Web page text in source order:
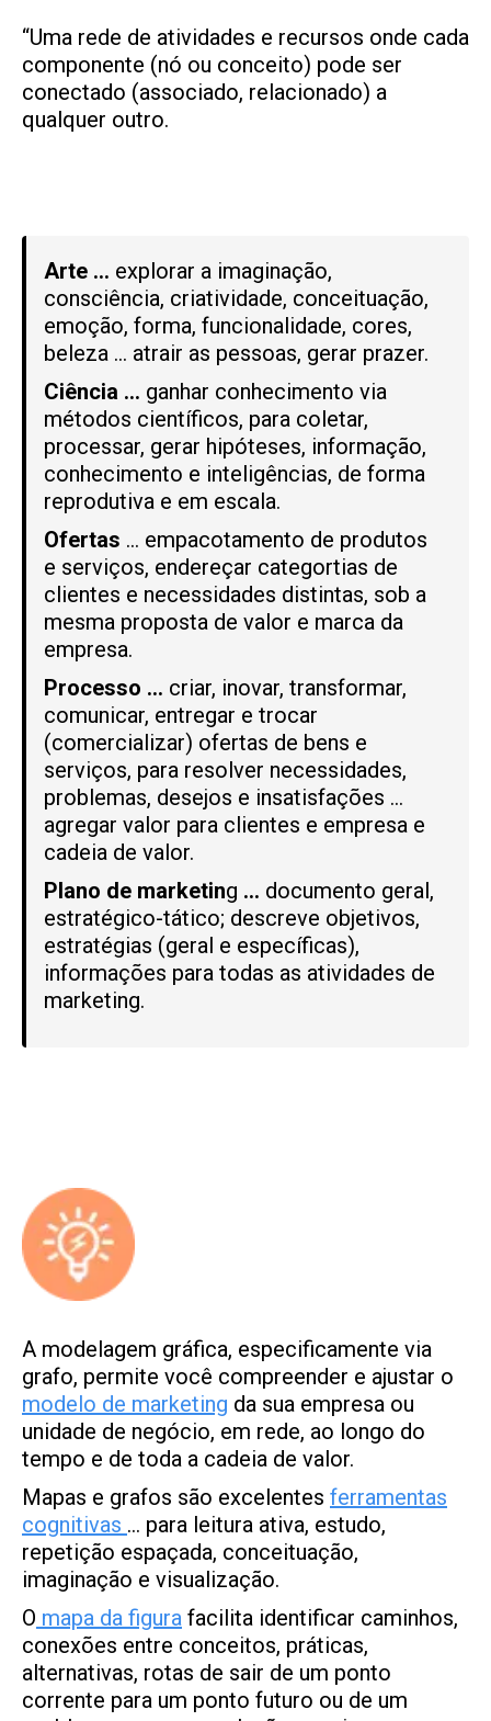
“Uma rede de atividades e recursos onde cada
componente (nó ou conceito) pode ser
conectado (associado, relacionado) a
qualquer outro.
Arte … explorar a imaginação,
consciência, criatividade, conceituação,
emoção, forma, funcionalidade, cores,
beleza … atrair as pessoas, gerar prazer.
Ciência … ganhar conhecimento via
métodos científicos, para coletar,
processar, gerar hipóteses, informação,
conhecimento e inteligências, de forma
reprodutiva e em escala.
Ofertas … empacotamento de produtos
e serviços, endereçar categortias de
clientes e necessidades distintas, sob a
mesma proposta de valor e marca da
empresa.
Processo … criar, inovar, transformar,
comunicar, entregar e trocar
(comercializar) ofertas de bens e
serviços, para resolver necessidades,
problemas, desejos e insatisfações …
agregar valor para clientes e empresa e
cadeia de valor.
Plano de marketing … documento geral,
estratégico-tático; descreve objetivos,
estratégias (geral e específicas),
informações para todas as atividades de
marketing.
A modelagem gráfica, especificamente via
grafo, permite você compreender e ajustar o
modelo de marketing da sua empresa ou
unidade de negócio, em rede, ao longo do
tempo e de toda a cadeia de valor.
Mapas e grafos são excelentes ferramentas
cognitivas … para leitura ativa, estudo,
repetição espaçada, conceituação,
imaginação e visualização.
O mapa da figura facilita identificar caminhos,
conexões entre conceitos, práticas,
alternativas, rotas de sair de um ponto
corrente para um ponto futuro ou de um